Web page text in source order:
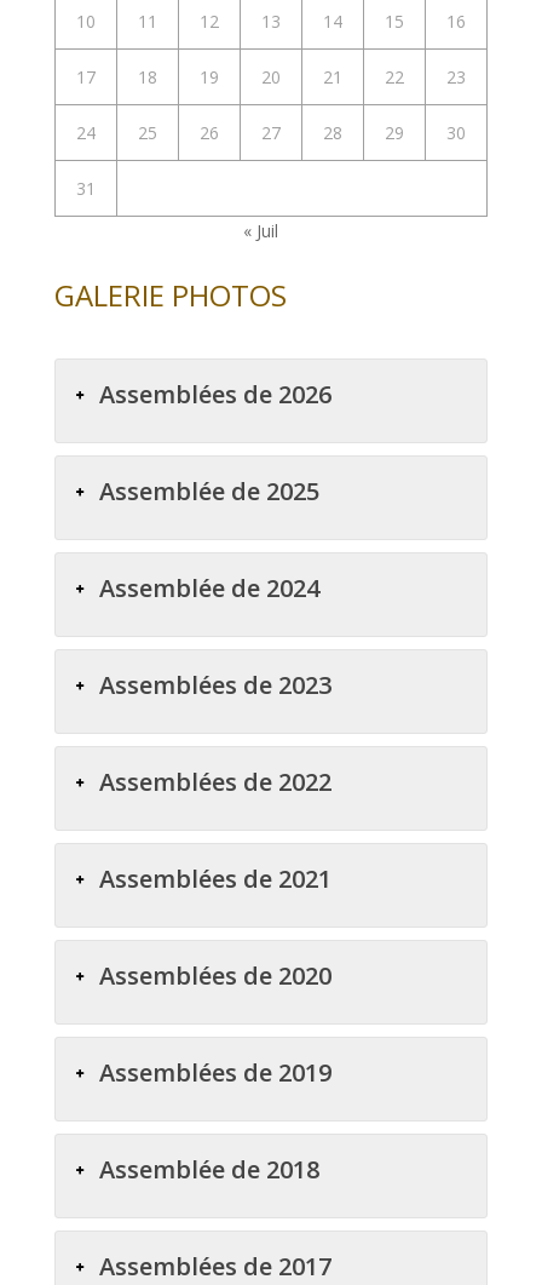
10 11 12 13 14 15 16
17 18 19 20 21 22 23
24 25 26 27 28 29 30
31
« Juil
GALERIE PHOTOS
Assemblées de 2026
Assemblée de 2025
Assemblée de 2024
Assemblées de 2023
Assemblées de 2022
Assemblées de 2021
Assemblées de 2020
Assemblées de 2019
Assemblée de 2018
Assemblées de 2017